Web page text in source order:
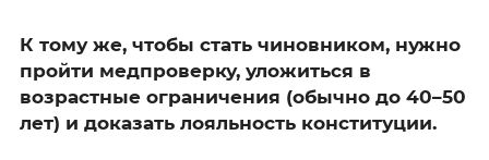
К тому же, чтобы стать чиновником, нужно
пройти медпроверку, уложиться в
возрастные ограничения (обычно до 40–50
лет) и доказать лояльность конституции.